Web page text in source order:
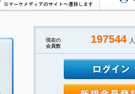
現在の
会員数
197544 人